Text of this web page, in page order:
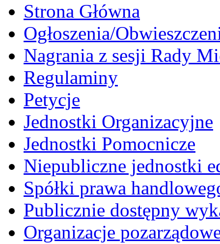
Strona Główna
Ogłoszenia/
Nagrania z sesji Rady
Regulaminy
Petycje
Jednostki Organizacyjne
Jednostki Pomocnicze
Niepubliczne jednostki
Spółki prawa
Publicznie dostępny
Organizacje